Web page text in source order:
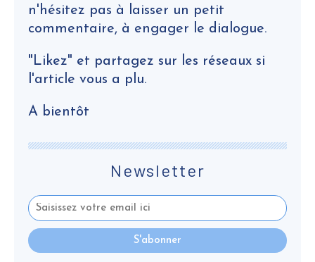
Newsletter
n'hésitez pas à laisser un petit
commentaire, à engager le dialogue.
"Likez" et partagez sur les réseaux si
l'article vous a plu.
A bientôt